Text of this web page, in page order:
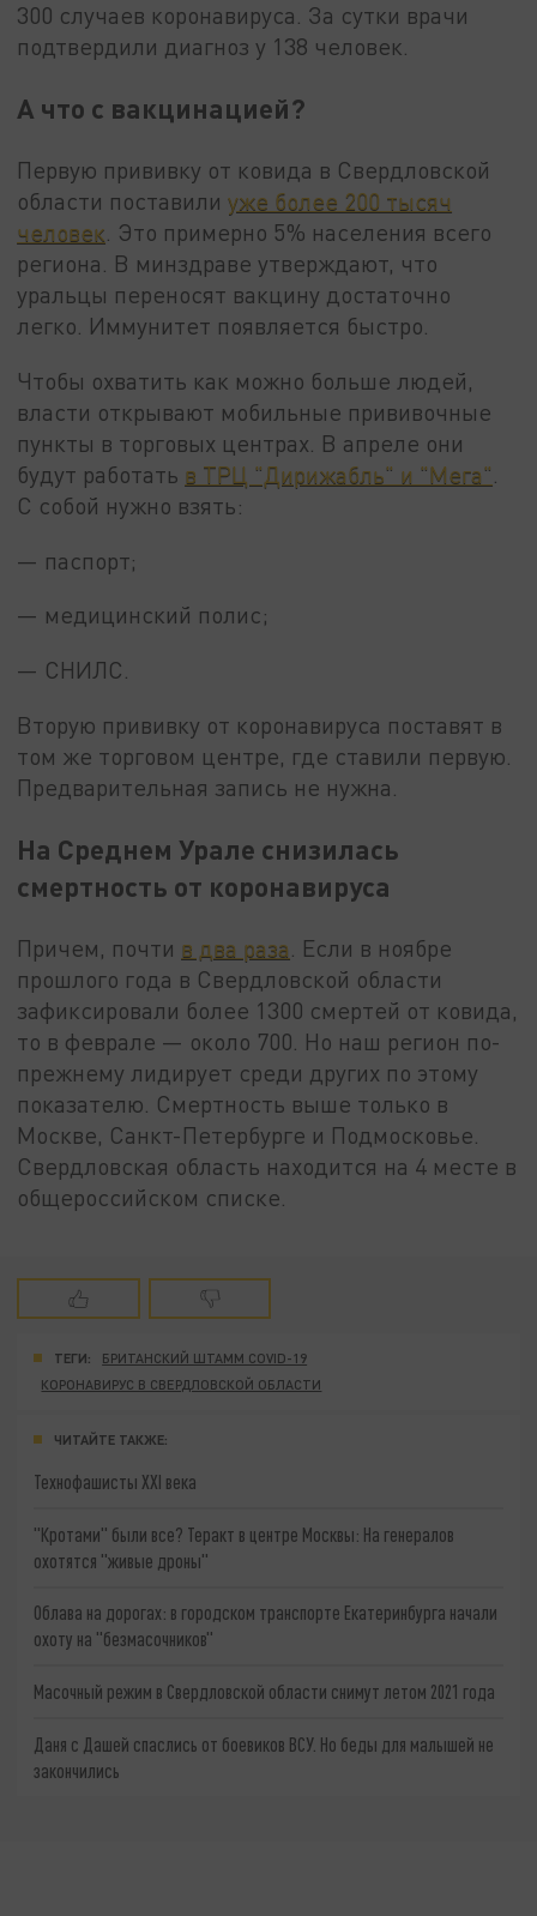
300 случаев коронавируса. За сутки врачи
подтвердили диагноз у 138 человек.
А что с вакцинацией?
Первую прививку от ковида в Свердловской
области поставилиуже более 200 тысяч
человек . Это примерно 5% населения всего
региона. В минздраве утверждают, что
уральцы переносят вакцину достаточно
легко. Иммунитет появляется быстро.
Чтобы охватить как можно больше людей,
власти открывают мобильные прививочные
пункты в торговых центрах. В апреле они
будут работать в ТРЦ "Дирижабль" и "Мега"
С собой нужно взять:
— паспорт;
— медицинский полис;
— СНИЛС.
Вторую прививку от коронавируса поставят в
том же торговом центре, где ставили первую.
Предварительная запись не нужна.
На Среднем Урале снизилась
смертность от коронавируса
Причем, почти в два раза . Если в ноябре
прошлого года в Свердловской области
зафиксировали более 1300 смертей от ковида,
то в феврале — около 700. Но наш регион по-
прежнему лидирует среди других по этому
показателю. Смертность выше только в
Москве, Санкт-Петербурге и Подмосковье.
Свердловская область находится на 4 месте в
общероссийском списке.
ТЕГИ:
БРИТАНСКИЙ ШТАММ COVID-19
КОРОНАВИРУС В СВЕРДЛОВСКОЙ ОБЛАСТИ
ЧИТАЙТЕ ТАКЖЕ:
Технофашисты XXI века
"Кротами" были все? Теракт в центре Москвы: На генералов
охотятся "живые дроны"
Облава на дорогах: в городском транспорте Екатеринбурга начали
охоту на "безмасочников"
Масочный режим в Свердловской области снимут летом 2021 года
Даня с Дашей спаслись от боевиков ВСУ. Но беды для малышей не
закончились